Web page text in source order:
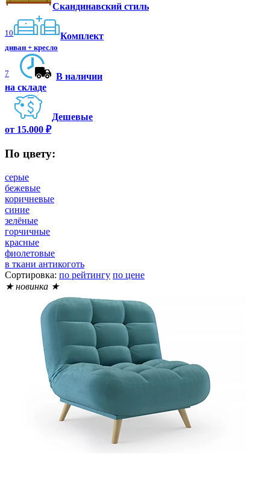
Скандинавский стиль
10 Комплект
диван + кресло
7
В наличии
на складе
Дешевые
от 15.000 ₽
По цвету:
серые
бежевые
коричневые
синие
зелёные
горчичные
красные
фиолетовые
в ткани антикоготь
Сортировка: по рейтингу по цене
★ новинка ★